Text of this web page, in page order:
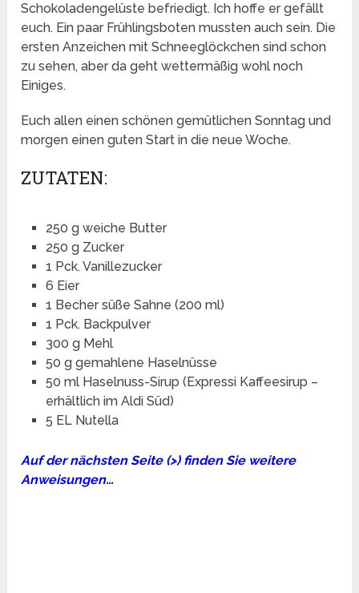
Schokoladengelüste befriedigt. Ich hoffe er gefällt
euch. Ein paar Frühlingsboten mussten auch sein. Die
ersten Anzeichen mit Schneeglöckchen sind schon
zu sehen, aber da geht wettermäßig wohl noch
Einiges.
Euch allen einen schönen gemütlichen Sonntag und
morgen einen guten Start in die neue Woche.
ZUTATEN:
250 g weiche Butter
250 g Zucker
1 Pck. Vanillezucker
6 Eier
1 Becher süße Sahne (200 ml)
1 Pck. Backpulver
300 g Mehl
50 g gemahlene Haselnüsse
50 ml Haselnuss-Sirup (Expressi Kaffeesirup –
erhältlich im Aldi Süd)
5 EL Nutella
Auf der nächsten Seite (>) finden Sie weitere
Anweisungen…